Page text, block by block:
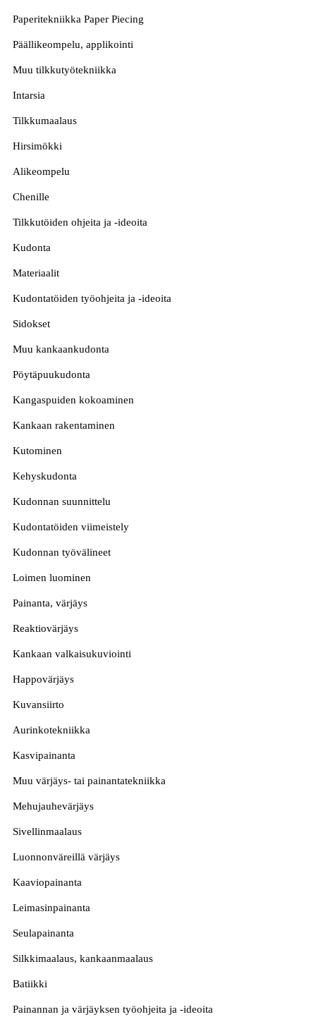
Paperitekniikka Paper Piecing
Päällikeompelu, applikointi
Muu tilkkutyötekniikka
Intarsia
Tilkkumaalaus
Hirsimökki
Alikeompelu
Chenille
Tilkkutöiden ohjeita ja -ideoita
Kudonta
Materiaalit
Kudontatöiden työohjeita ja -ideoita
Sidokset
Muu kankaankudonta
Pöytäpuukudonta
Kangaspuiden kokoaminen
Kankaan rakentaminen
Kutominen
Kehyskudonta
Kudonnan suunnittelu
Kudontatöiden viimeistely
Kudonnan työvälineet
Loimen luominen
Painanta, värjäys
Reaktiovärjäys
Kankaan valkaisukuviointi
Happovärjäys
Kuvansiirto
Aurinkotekniikka
Kasvipainanta
Muu värjäys- tai painantatekniikka
Mehujauhevärjäys
Sivellinmaalaus
Luonnonväreillä värjäys
Kaaviopainanta
Leimasinpainanta
Seulapainanta
Silkkimaalaus, kankaanmaalaus
Batiikki
Painannan ja värjäyksen työohjeita ja -ideoita